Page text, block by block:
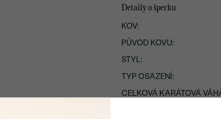
Detaily o šperku
KOV:
PŮVOD KOVU:
STYL:
TYP OSAZENÍ:
CELKOVÁ KARÁTOVÁ